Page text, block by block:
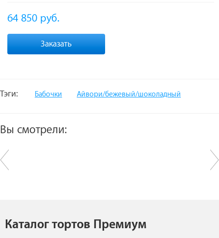
64 850 руб.
Заказать
Тэги: Бабочки Айвори/бежевый/шоколадный
Вы смотрели:
Каталог тортов Премиум